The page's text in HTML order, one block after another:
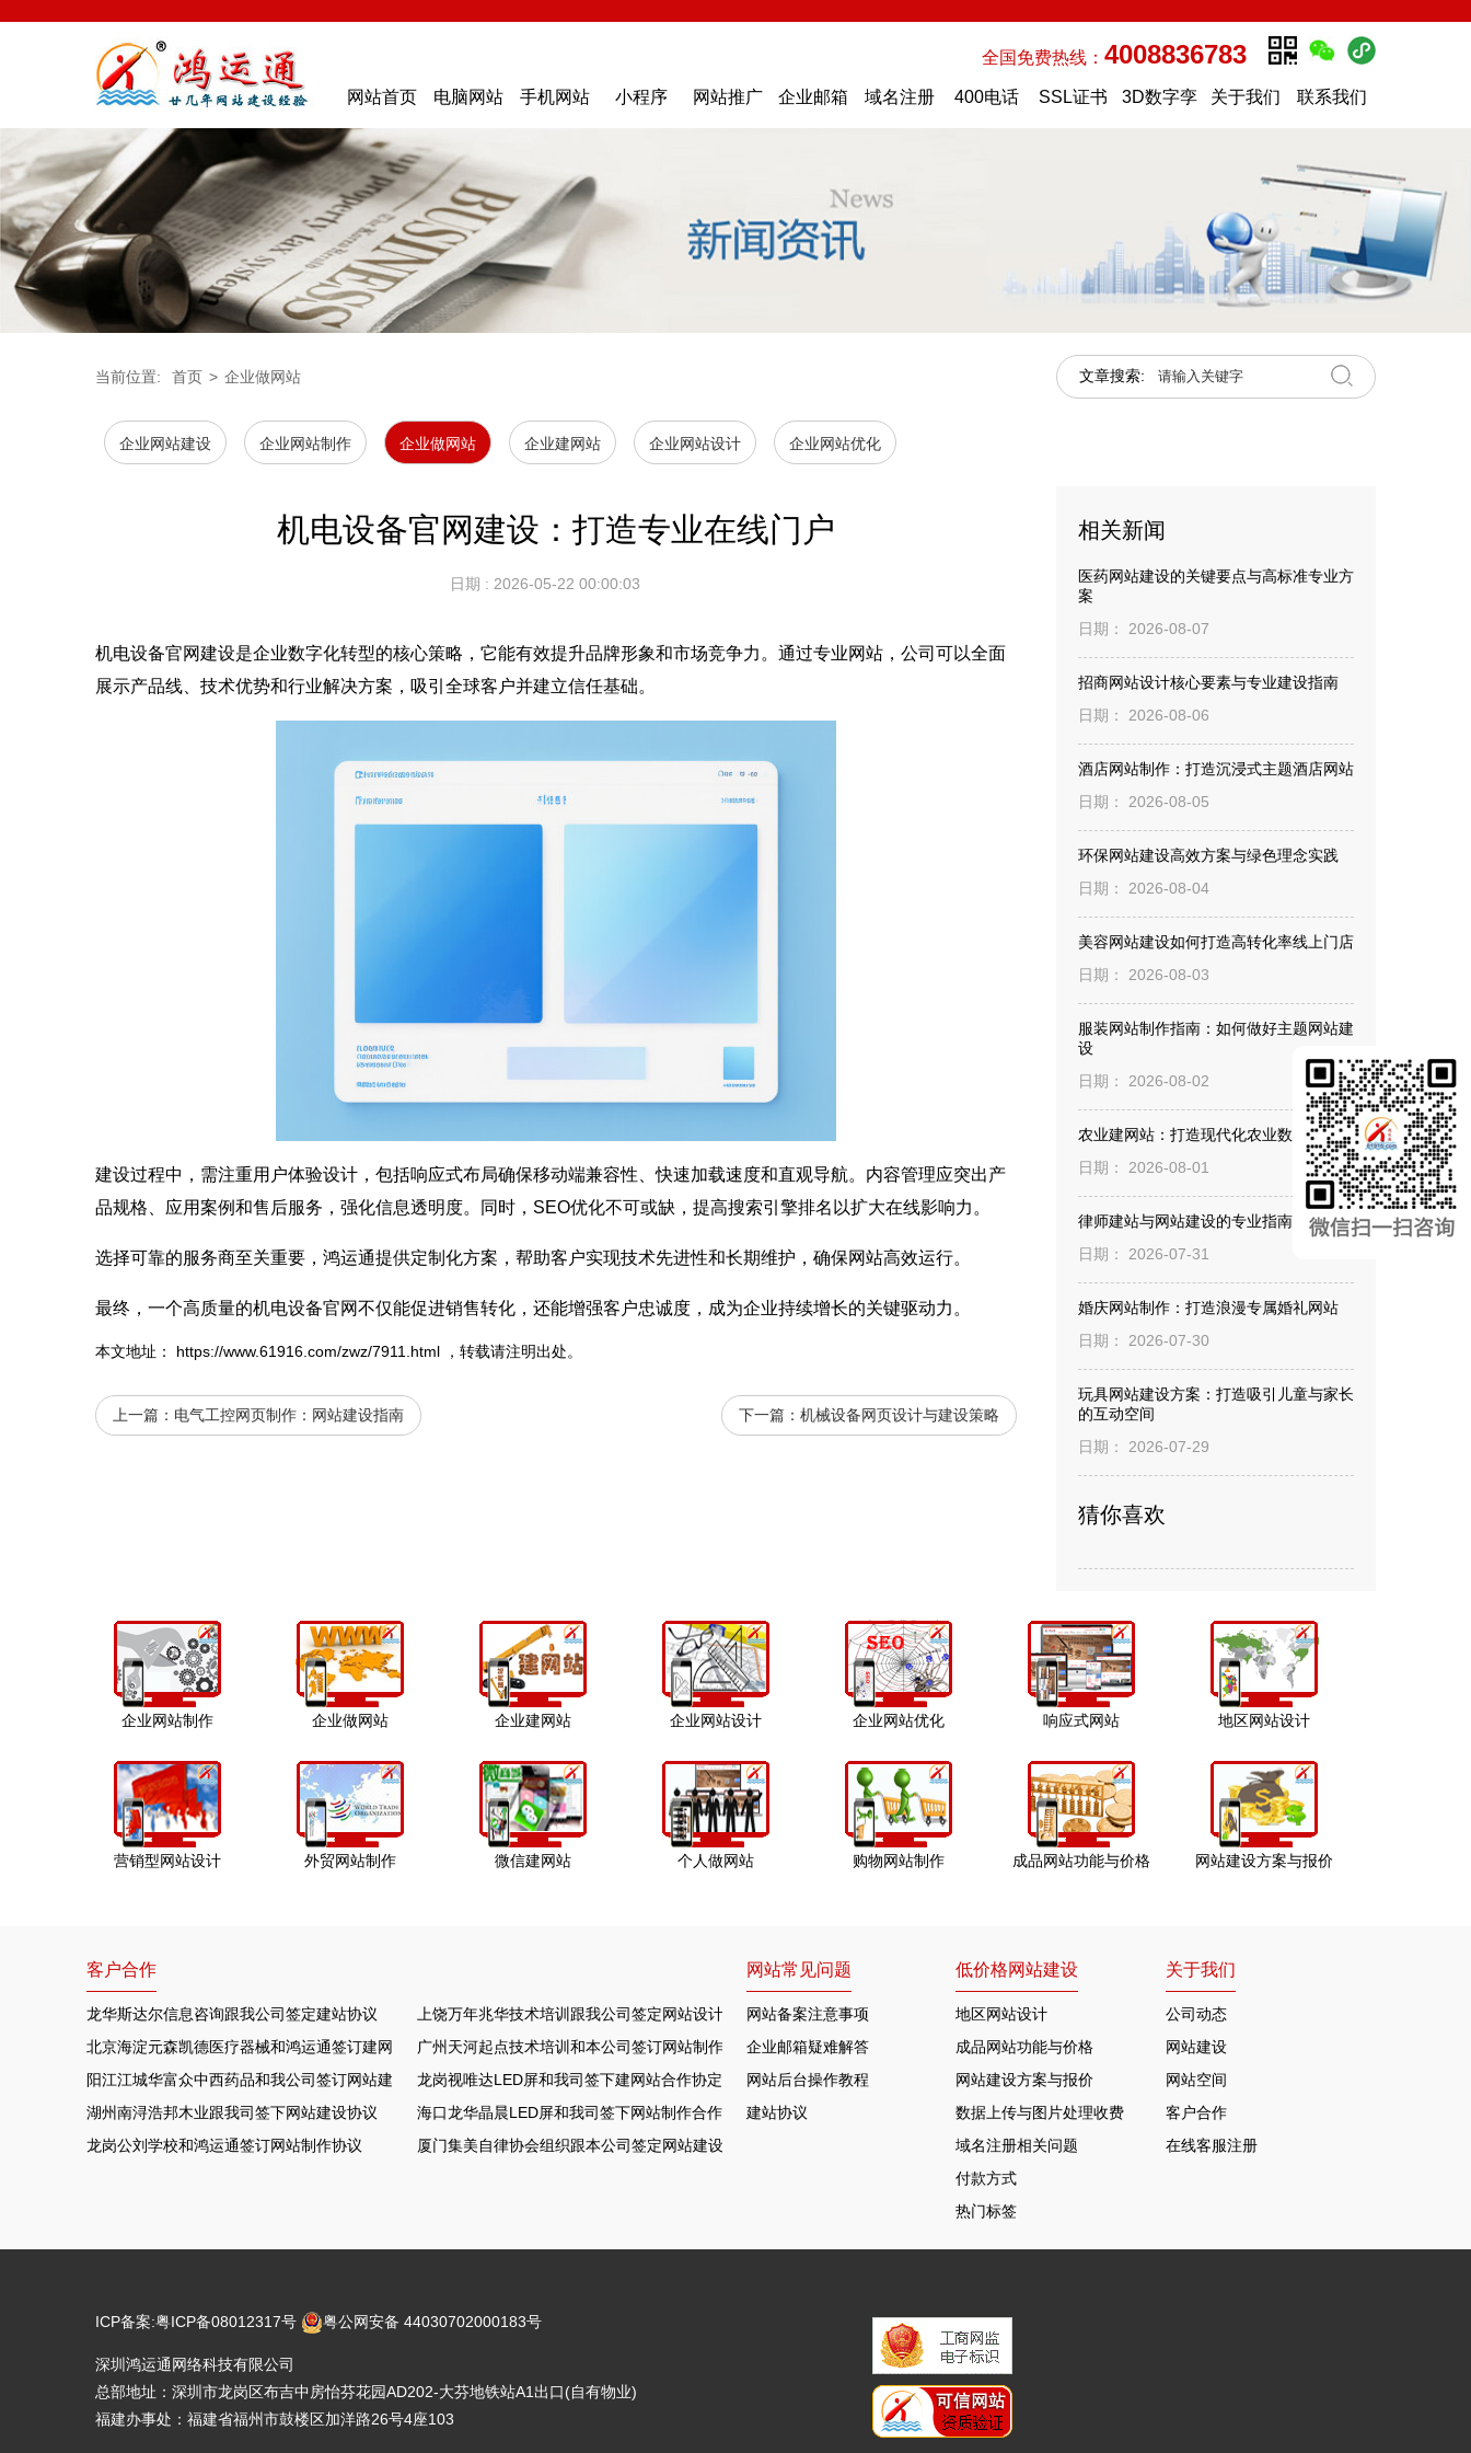
全国免费热线： 4008836783
网站首页 电脑网站 手机网站 小程序 网站推广 企业邮箱 域名注册 400电话 SSL证书 3D数字孪 关于我们 联系我们
当前位置: 首页 > 企业做网站 文章搜索:
企业网站建设 企业网站制作 企业做网站 企业建网站 企业网站设计 企业网站优化
机电设备官网建设：打造专业在线门户
日期 : 2026-05-22 00:00:03
机电设备官网建设是企业数字化转型的核心策略，它能有效提升品牌形象和市场竞争力。通过专业网站，公司可以全面
展示产品线、技术优势和行业解决方案，吸引全球客户并建立信任基础。
建设过程中，需注重用户体验设计，包括响应式布局确保移动端兼容性、快速加载速度和直观导航。内容管理应突出产
品规格、应用案例和售后服务，强化信息透明度。同时，SEO优化不可或缺，提高搜索引擎排名以扩大在线影响力。
选择可靠的服务商至关重要，鸿运通提供定制化方案，帮助客户实现技术先进性和长期维护，确保网站高效运行。
最终，一个高质量的机电设备官网不仅能促进销售转化，还能增强客户忠诚度，成为企业持续增长的关键驱动力。
本文地址： https://www.61916.com/zwz/7911.html ，转载请注明出处。
上一篇： 电气工控网页制作：网站建设指南 下一篇：机械设备网页设计与建设策略
相关新闻
医药网站建设的关键要点与高标准专业方
案
日期： 2026-08-07
招商网站设计核心要素与专业建设指南
日期： 2026-08-06
酒店网站制作：打造沉浸式主题酒店网站
日期： 2026-08-05
环保网站建设高效方案与绿色理念实践
日期： 2026-08-04
美容网站建设如何打造高转化率线上门店
日期： 2026-08-03
服装网站制作指南：如何做好主题网站建
设
日期： 2026-08-02
农业建网站：打造现代化农业数字名片
日期： 2026-08-01
律师建站与网站建设的专业指南
日期： 2026-07-31
婚庆网站制作：打造浪漫专属婚礼网站
日期： 2026-07-30
玩具网站建设方案：打造吸引儿童与家长
的互动空间
日期： 2026-07-29
猜你喜欢
企业网站制作 企业做网站 企业建网站 企业网站设计 企业网站优化 响应式网站 地区网站设计
营销型网站设计 外贸网站制作 微信建网站 个人做网站 购物网站制作 成品网站功能与价格 网站建设方案与报价
客户合作
龙华斯达尔信息咨询跟我公司签定建站协议
上饶万年兆华技术培训跟我公司签定网站设计合作协定
北京海淀元森凯德医疗器械和鸿运通签订建网站项目广州天河起点技术培训和本公司签订网站制作协议
阳江江城华富众中西药品和我公司签订网站建设协议龙岗视唯达LED屏和我司签下建网站合作协定
湖州南浔浩邦木业跟我司签下网站建设协议
海口龙华晶晨LED屏和我司签下网站制作合作协定
龙岗公刘学校和鸿运通签订网站制作协议
厦门集美自律协会组织跟本公司签定网站建设合约
网站常见问题
网站备案注意事项
企业邮箱疑难解答
网站后台操作教程
建站协议
低价格网站建设
地区网站设计
成品网站功能与价格
网站建设方案与报价
数据上传与图片处理收费
域名注册相关问题
付款方式
热门标签
关于我们
公司动态
网站建设
网站空间
客户合作
在线客服注册
ICP备案:粤ICP备08012317号 粤公网安备 44030702000183号
深圳鸿运通网络科技有限公司
总部地址：深圳市龙岗区布吉中房怡芬花园AD202-大芬地铁站A1出口(自有物业)
福建办事处：福建省福州市鼓楼区加洋路26号4座103